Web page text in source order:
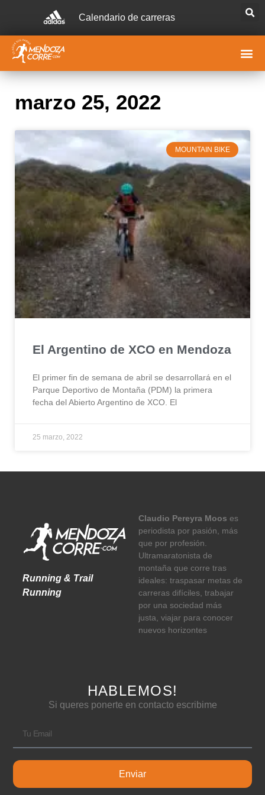
Calendario de carreras
marzo 25, 2022
MOUNTAIN BIKE
El Argentino de XCO en Mendoza
El primer fin de semana de abril se desarrollará en el
Parque Deportivo de Montaña (PDM) la primera
fecha del Abierto Argentino de XCO. El
25 marzo, 2022
Running & Trail
Running
Claudio Pereyra Moos es
periodista por pasión, más
que por profesión.
Ultramaratonista de
montaña que corre tras
ideales: traspasar metas de
carreras difíciles, trabajar
por una sociedad más
justa, viajar para conocer
nuevos horizontes
HABLEMOS!
Si queres ponerte en contacto escribime
Enviar